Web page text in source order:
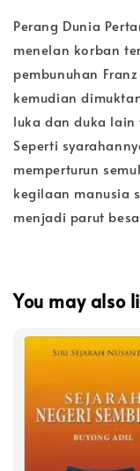
Perang Dunia
menelan korban
pembunuhan
kemudian
luka dan duka lain
Seperti
memperturun
kegilaan manusia
menjadi parut
You may also